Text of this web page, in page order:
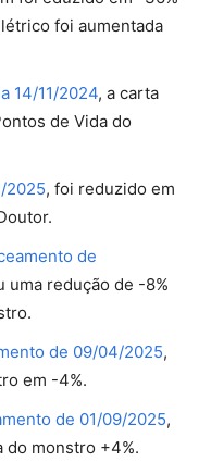
foi aumentada
14/11/2024, a carta
de Vida do
2025, foi reduzido em
de
uma redução de -8%
de 09/04/2025,
em -4%.
de 01/09/2025,
do monstro +4%.